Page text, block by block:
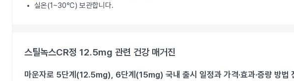
실온(1~30℃) 보관합니다.
스틸녹스CR정 12.5mg 관련 건강 매거진
마운자로 5단계(12.5mg), 6단계(15mg) 국내 출시 일정과 가격·효과·증량 방법